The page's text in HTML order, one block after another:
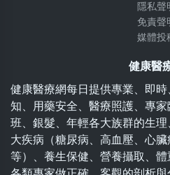
隱私聲
免責聲
媒體投
健康醫
健康醫療網每日提供專業、即
知、用藥安全、醫療照護、專
班、銀髮、年輕各大族群的生
大疾病（糖尿病、高血壓、心
等）、養生保健、營養攝取、